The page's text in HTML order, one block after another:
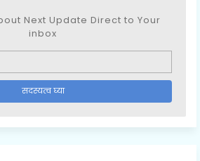
Next Update Direct to Your
inbox